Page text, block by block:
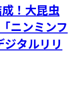
！大昆虫
ニンミンフ
タルリリ